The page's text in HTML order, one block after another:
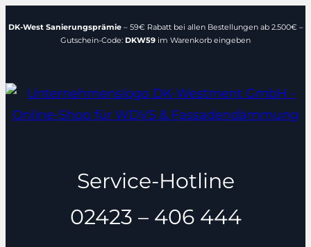
DK-West Sanierungsprämie– 59€ Rabatt bei allen Bestellungen ab 2.500€ –
Gutschein-Code: DKW59 im Warenkorb eingeben
Service-Hotline
02423 – 406 444